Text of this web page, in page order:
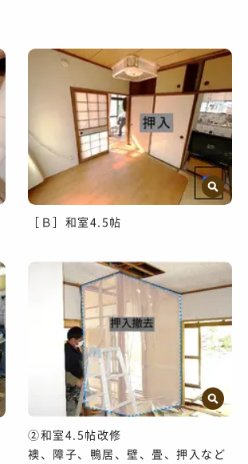
［Ｂ］和室4.5帖
②和室4.5帖改修
襖、障子、鴨居、壁、畳、押入など